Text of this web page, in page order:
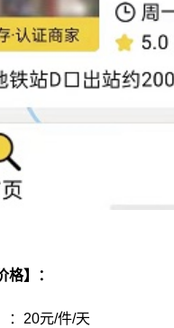
格】：
：20元/件/天